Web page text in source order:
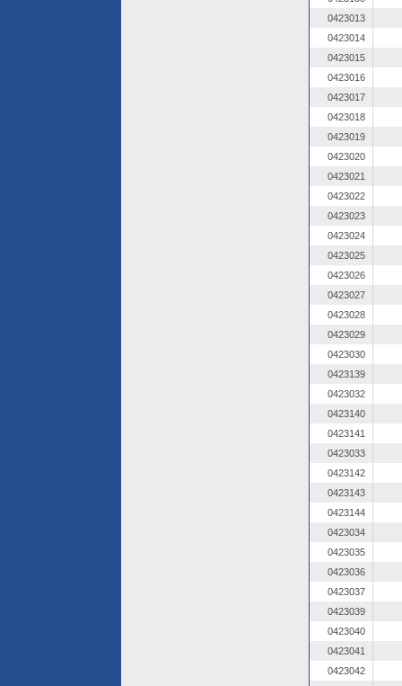
0423013
0423014
0423015
0423016
0423017
0423018
0423019
0423020
0423021
0423022
0423023
0423024
0423025
0423026
0423027
0423028
0423029
0423030
0423139
0423032
0423140
0423141
0423033
0423142
0423143
0423144
0423034
0423035
0423036
0423037
0423039
0423040
0423041
0423042